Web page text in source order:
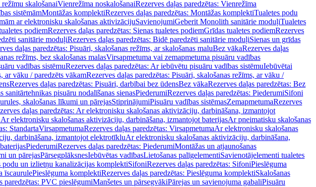
skalošanaiVienrežīma noskalošanaiRezerves daļas paredzētas: Vienrežīma
sistēmāmMontāžas komplektiRezerves daļas paredzētas: Montāžas komplektiTualetes podu
ar elektronisku skalošanas aktivizācijuSavienojumiGeberit Monolith sanitārie moduļiTualetes
podiemRezerves daļas paredzētas: Sienas tualetes podiemGrīdas tualetes podiemRezerves
sanitārie moduļiRezerves daļas paredzētas: Bidē paredzēti sanitārie moduļiSienas un grīdas
daļas paredzētas: Pisuāri, skalošanas režīms, ar skalošanas maluBez vākaRezerves daļas
režīms, bez skalošanas malasVirsapmetuma vai zemapmetuma pisuāru vadības
vadības sistēmuRezerves daļas paredzētas: Ar iebūvētu pisuāru vadības sistēmuIebūvētai
ar vāku / paredzēts vākamRezerves daļas paredzētas: Pisuāri, skalošanas režīms, ar vāku /
Rezerves daļas paredzētas: Pisuāri, darbībai bez ūdensBez vākaRezerves daļas paredzētas: Bez
sanitārtehnikas pisuāru nodalīšanas sienasPiederumiRezerves daļas paredzētas: PiederumiSifoni
skalošanas līkumi un pārejasStiprinājumiPisuāru vadības sistēmasZemapmetumaRezerves
daļas paredzētas: Ar elektronisku skalošanas aktivizāciju, darbināšana, izmantojot
Ar elektronisku skalošanas aktivizāciju, darbināšana, izmantojot baterijasAr pneimatisku skalošanas
StandartaVirsapmetumaRezerves daļas paredzētas: VirsapmetumaAr elektronisku skalošanas
darbināšana, izmantojot elektrotīkluAr elektronisku skalošanas aktivizāciju, darbināšana,
PiederumiRezerves daļas paredzētas: PiederumiMontāžas un atjaunošanas
un pārejasPārsegplāksnesIebūvētas vadībasLietošanas palīgelementiSavienotājelementi tualetes
podu un izlietņu kanalizācijas komplektiSifoniRezerves daļas paredzētas: SifoniPieslēguma
īscaurulePieslēguma komplektiRezerves daļas paredzētas: Pieslēguma komplektiSkalošanas
paredzētas: PVC pieslēgumiManšetes un pārsegvākiPārejas un savienojuma gabaliPisuāru